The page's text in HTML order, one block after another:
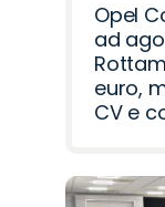
Opel
ad
euro,
CV e